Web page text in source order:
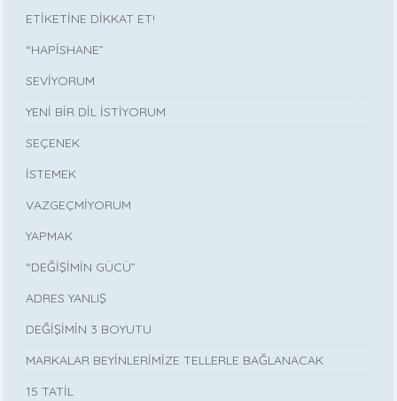
ETİKETİNE DİKKAT ET!
“HAPİSHANE”
SEVİYORUM
YENİ BİR DİL İSTİYORUM
SEÇENEK
İSTEMEK
VAZGEÇMİYORUM
YAPMAK
“DEĞİŞİMİN GÜCÜ”
ADRES YANLIŞ
DEĞİŞİMİN 3 BOYUTU
MARKALAR BEYİNLERİMİZE TELLERLE BAĞLANACAK
15 TATİL